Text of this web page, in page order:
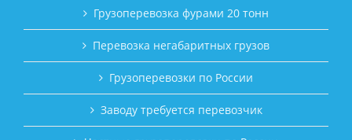
Грузоперевозка фурами 20 тонн
Перевозка негабаритных грузов
Грузоперевозки по России
Заводу требуется перевозчик